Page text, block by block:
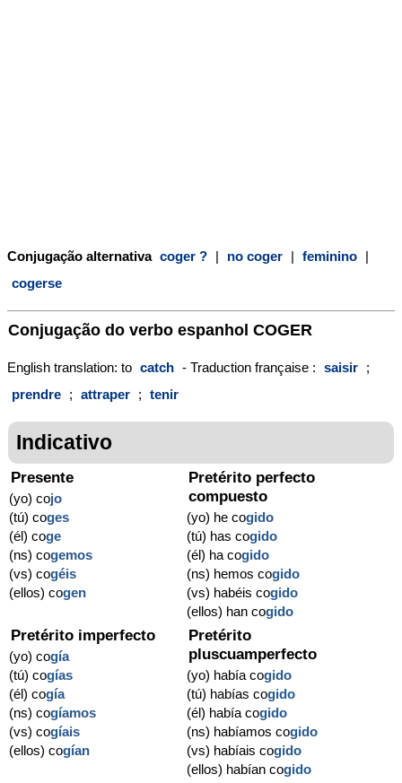
Conjugação alternativa coger ? | no coger | feminino |
cogerse
Conjugação do verbo espanhol COGER
English translation: to catch - Traduction française : saisir ;
prendre ; attraper ; tenir
Indicativo
Presente
(yo) cojo
(tú) coges
(él) coge
(ns) cogemos
(vs) cogéis
(ellos) cogen
Pretérito perfecto
compuesto
(yo) he cogido
(tú) has cogido
(él) ha cogido
(ns) hemos cogido
(vs) habéis cogido
(ellos) han cogido
Pretérito imperfecto
(yo) cogía
(tú) cogías
(él) cogía
(ns) cogíamos
(vs) cogíais
(ellos) cogían
Pretérito
pluscuamperfecto
(yo) había cogido
(tú) habías cogido
(él) había cogido
(ns) habíamos cogido
(vs) habíais cogido
(ellos) habían cogido